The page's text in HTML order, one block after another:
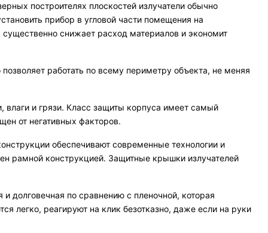
построителях плоскостей излучатели обычно
прибор в угловой части помещения на
снижает расход материалов и экономит
работать по всему периметру объекта, не меняя
и грязи. Класс защиты корпуса имеет самый
от негативных факторов.
обеспечивают современные технологии и
рамной конструкцией. Защитные крышки излучателей
долговечная по сравнению с пленочной, которая
легко, реагируют на клик безотказно, даже если на руки